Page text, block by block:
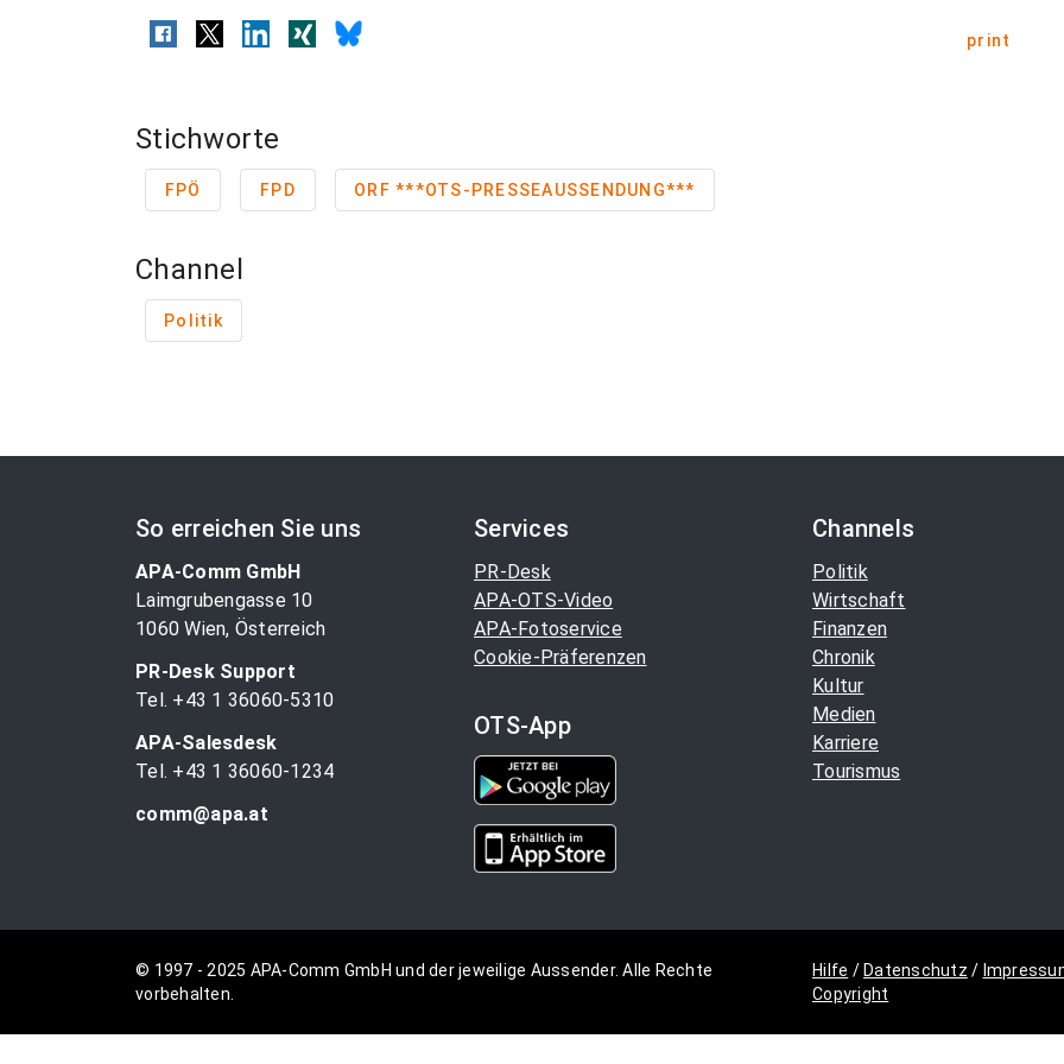
print
Stichworte
FPÖ FPD ORF ***OTS-PRESSEAUSSENDUNG***
Channel
Politik
So erreichen Sie uns
APA-Comm GmbH
Laimgrubengasse 10
1060 Wien, Österreich
PR-Desk Support
Tel. +43 1 36060-5310
APA-Salesdesk
Tel. +43 1 36060-1234
comm@apa.at
Services
PR-Desk
APA-OTS-Video
APA-Fotoservice
Cookie-Präferenzen
OTS-App
Channels
Politik
Wirtschaft
Finanzen
Chronik
Kultur
Medien
Karriere
Tourismus
© 1997 - 2025 APA-Comm GmbH und der jeweilige Aussender. Alle Rechte
vorbehalten.
Hilfe / Datenschutz /
Copyright